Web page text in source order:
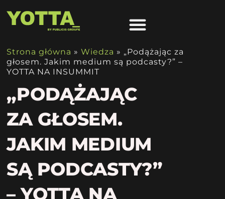
Strona główna »Wiedza » „Podążając za
głosem. Jakim medium są podcasty?” –
YOTTA NA INSUMMIT
„PODĄŻAJĄC
ZA GŁOSEM.
JAKIM MEDIUM
SĄ PODCASTY?”
– YOTTA NA